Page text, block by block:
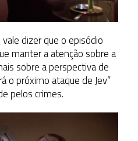
dizer que o episódio
manter a atenção sobre a
sobre a perspectiva de
o próximo ataque de Jev”
pelos crimes.